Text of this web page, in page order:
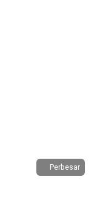
Perbesar